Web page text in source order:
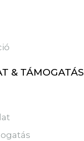
& TÁMOGATÁS